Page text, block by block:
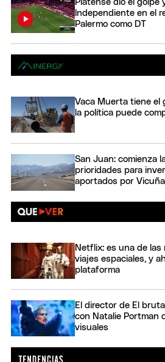
Platense dio el golpe
Independiente en el
Palermo como DT
Vaca Muerta tiene el
la política puede
San Juan: comienza
prioridades para
aportados por Vicuña
Netflix: es una de las
viajes espaciales, y
plataforma
El director de El
con Natalie Portman
visuales